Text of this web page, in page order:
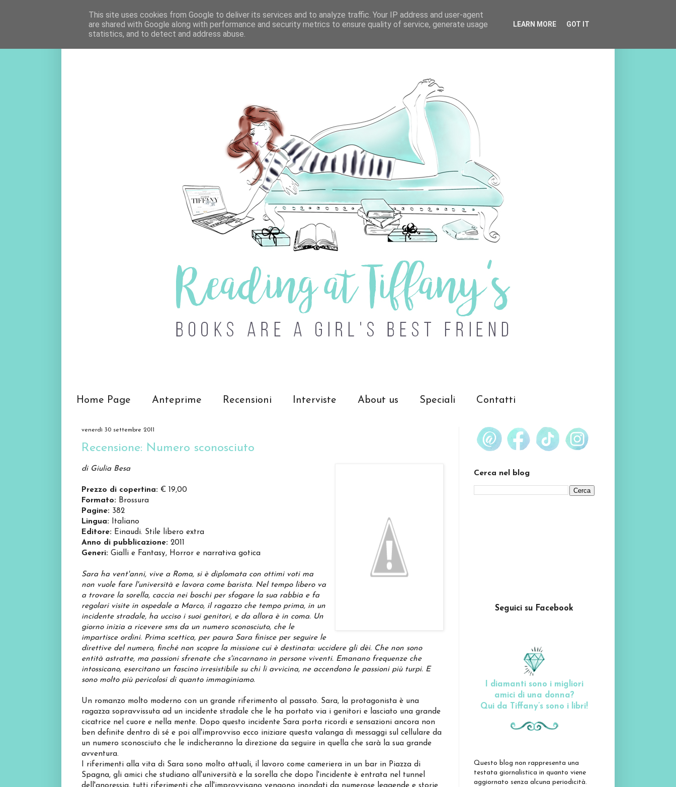
Home Page Anteprime Recensioni Interviste About us Speciali Contatti
venerdì 30 settembre 2011
Recensione: Numero sconosciuto
di Giulia Besa
Prezzo di copertina: € 19,00
Formato: Brossura
Pagine: 382
Lingua: Italiano
Editore: Einaudi. Stile libero extra
Anno di pubblicazione: 2011
Generi: Gialli e Fantasy, Horror e narrativa gotica
Sara ha vent'anni, vive a Roma, si è diplomata con ottimi voti ma
non vuole fare l'università e lavora come barista. Nel tempo libero va
a trovare la sorella, caccia nei boschi per sfogare la sua rabbia e fa
regolari visite in ospedale a Marco, il ragazzo che tempo prima, in un
incidente stradale, ha ucciso i suoi genitori, e da allora è in coma. Un
giorno inizia a ricevere sms da un numero sconosciuto, che le
impartisce ordini. Prima scettica, per paura Sara finisce per seguire le
direttive del numero, finché non scopre la missione cui è destinata: uccidere gli dèi. Che non sono
entità astratte, ma passioni sfrenate che s'incarnano in persone viventi. Emanano frequenze che
intossicano, esercitano un fascino irresistibile su chi li avvicina, ne accendono le passioni più turpi. E
sono molto più pericolosi di quanto immaginiamo.
Un romanzo molto moderno con un grande riferimento al passato. Sara, la protagonista è una
ragazza sopravvissuta ad un incidente stradale che le ha portato via i genitori e lasciato una grande
cicatrice nel cuore e nella mente. Dopo questo incidente Sara porta ricordi e sensazioni ancora non
ben definite dentro di sé e poi all'improvviso ecco iniziare questa valanga di messaggi sul cellulare da
un numero sconosciuto che le indicheranno la direzione da seguire in quella che sarà la sua grande
avventura.
I riferimenti alla vita di Sara sono molto attuali, il lavoro come cameriera in un bar in Piazza di
Spagna, gli amici che studiano all'università e la sorella che dopo l'incidente è entrata nel tunnel
Cerca nel blog
Seguici su Facebook
I diamanti sono i migliori
amici di una donna?
Qui da Tiffany’s sono i libri!
Questo blog non rappresenta una
testata giornalistica in quanto viene
aggiornato senza alcuna periodicità.
This site uses cookies from Google to deliver its services and to analyze traffic. Your IP address and user-agent
are shared with Google along with performance and security metrics to ensure quality of service, generate usage
statistics, and to detect and address abuse.
LEARN MORE GOT IT